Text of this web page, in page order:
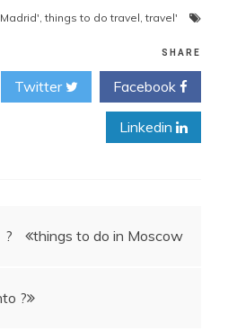
'Madrid'
,things to do travel,travel
SHARE
Twitter
ניווט
things to do in Moscow ?
?